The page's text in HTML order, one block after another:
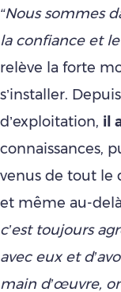
“Nous sommes
la confiance et
relève la forte
s’installer.
d’exploitation, il
connaissances,
venus de tout le
et même au-
c’est toujours
avec eux et
main d’œuvre,